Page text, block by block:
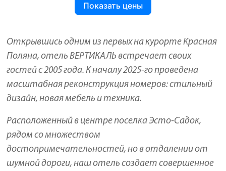
Показать цены
Открывшись одним из первых на курорте Красная
Поляна, отель ВЕРТИКАЛЬ встречает своих
гостей с 2005 года. К началу 2025-го проведена
масштабная реконструкция номеров: стильный
дизайн, новая мебель и техника.
Расположенный в центре поселка Эсто-Садок,
рядом со множеством
достопримечательностей, но в отдалении от
шумной дороги, наш отель создает совершенное